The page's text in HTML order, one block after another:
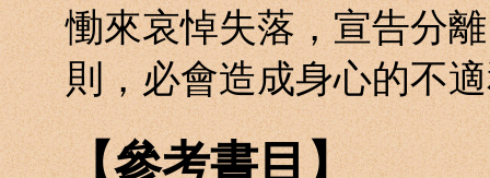
慟來哀悼失落，宣告分
則，必會造成身心的不
【參考書目】